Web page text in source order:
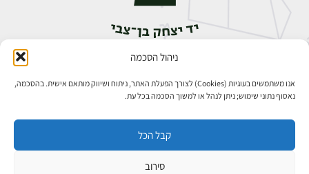
ניהול הסכמה
אנו משתמשים בעוגיות (Cookies) לצורך הפעלת האתר, ניתוח ושיווק מותאם אישית. בהסכמה,
נאסוף נתוני שימוש; ניתן לנהל או למשוך הסכמה בכל עת.
קבל הכל
סירוב
אבן גבירול 14, רחביה, ירושלים